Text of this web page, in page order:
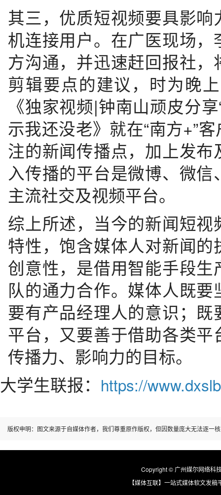
其三，优质短视频要具影
机连接用户。在广医现场
方沟通，并迅速赶回报社
剪辑要点的建议，时为晚
《独家视频|钟南山顽皮分
示我还没老》就在“南方+”
注的新闻传播点，加上发
入传播的平台是微博、微
主流社交及视频平台。
综上所述，当今的新闻短
特性，饱含媒体人对新闻
创意性，是借用智能手段
队的通力合作。媒体人既
要有产品经理人的意识；
平台，又要善于借助各类
传播力、影响力的目标。
大学生联报： https://
版权申明：图文来源于自媒体作者，我们尊重原作版权，但因数量庞大无法逐一
Copyright © 广州媒尔网络科
【媒体互联】一站式媒体软文发